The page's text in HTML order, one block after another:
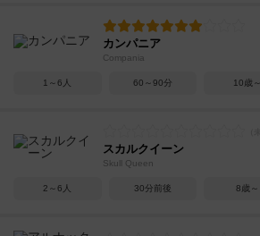
カンパニア
Compania
1～6人 60～90分 10歳～
スカルクイーン
Skull Queen
2～6人 30分前後 8歳～